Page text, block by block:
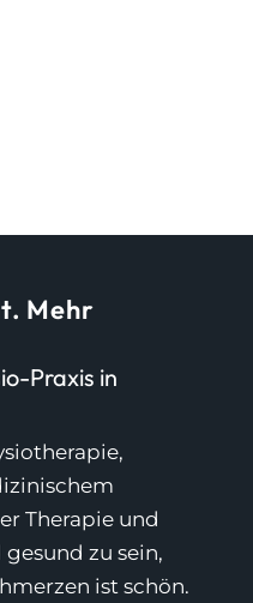
Mehr
Praxis in
Therapie und
zu sein,
ist schön.